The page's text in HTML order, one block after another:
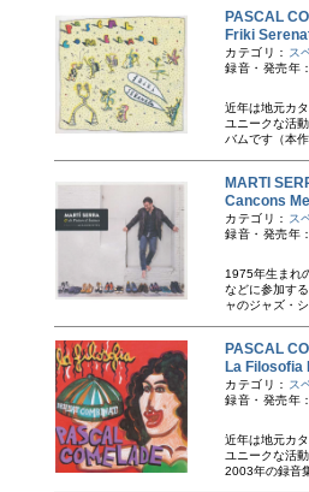
PASCAL
Friki
カテゴリ： ス
録音・発売年
近年は地元カ
ユニークな活
バムです（本
MARTI
Cancons
カテゴリ： ス
録音・発売年
1975年生まれ
などに参加す
ャのジャズ・
PASCAL
La
カテゴリ： ス
録音・発売年
近年は地元カ
ユニークな活
2003年の録音